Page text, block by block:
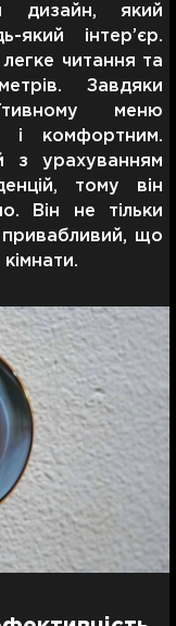
дизайн, який
який інтер’єр.
читання та
Завдяки
меню
і комфортним.
з урахуванням
тому він
Він не тільки
привабливий, що